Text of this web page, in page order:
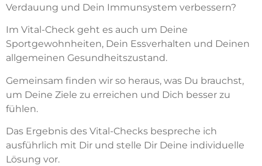
Verdauung und Dein Immunsystem verbessern?
Im Vital-Check geht es auch um Deine
Sportgewohnheiten, Dein Essverhalten und Deinen
allgemeinen Gesundheitszustand.
Gemeinsam finden wir so heraus, was Du brauchst,
um Deine Ziele zu erreichen und Dich besser zu
fühlen.
Das Ergebnis des Vital-Checks bespreche ich
ausführlich mit Dir und stelle Dir Deine individuelle
Lösung vor.